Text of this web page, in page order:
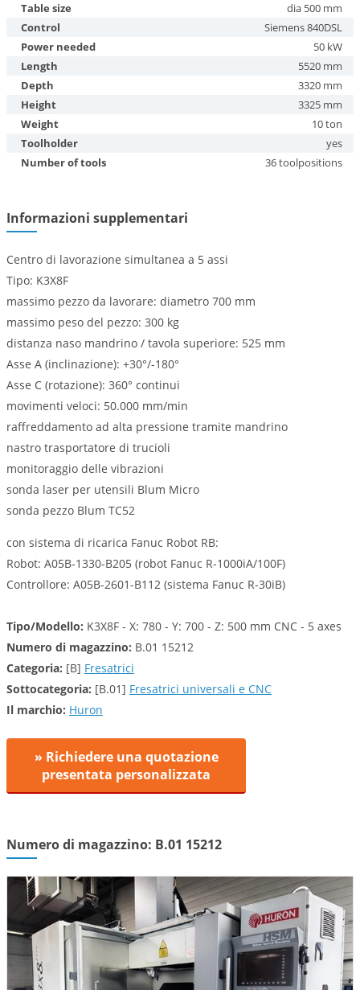
Table size
dia 500 mm
Control
Siemens 840DSL
Power needed
50 kW
Length
5520 mm
Depth
3320 mm
Height
3325 mm
Weight
10 ton
Toolholder
yes
Number of tools
36 toolpositions
Informazioni supplementari
Centro di lavorazione simultanea a 5 assi
Tipo: K3X8F
massimo pezzo da lavorare: diametro 700 mm
massimo peso del pezzo: 300 kg
distanza naso mandrino / tavola superiore: 525 mm
Asse A (inclinazione): +30°/-180°
Asse C (rotazione): 360° continui
movimenti veloci: 50.000 mm/min
raffreddamento ad alta pressione tramite mandrino
nastro trasportatore di trucioli
monitoraggio delle vibrazioni
sonda laser per utensili Blum Micro
sonda pezzo Blum TC52
con sistema di ricarica Fanuc Robot RB:
Robot: A05B-1330-B205 (robot Fanuc R-1000iA/100F)
Controllore: A05B-2601-B112 (sistema Fanuc R-30iB)
Tipo/Modello: K3X8F - X: 780 - Y: 700 - Z: 500 mm CNC - 5 axes
Numero di magazzino: B.01 15212
Categoria: [B] Fresatrici
Sottocategoria: [B.01] Fresatrici universali e CNC
Il marchio: Huron
» Richiedere una quotazione
presentata personalizzata
Numero di magazzino: B.01 15212